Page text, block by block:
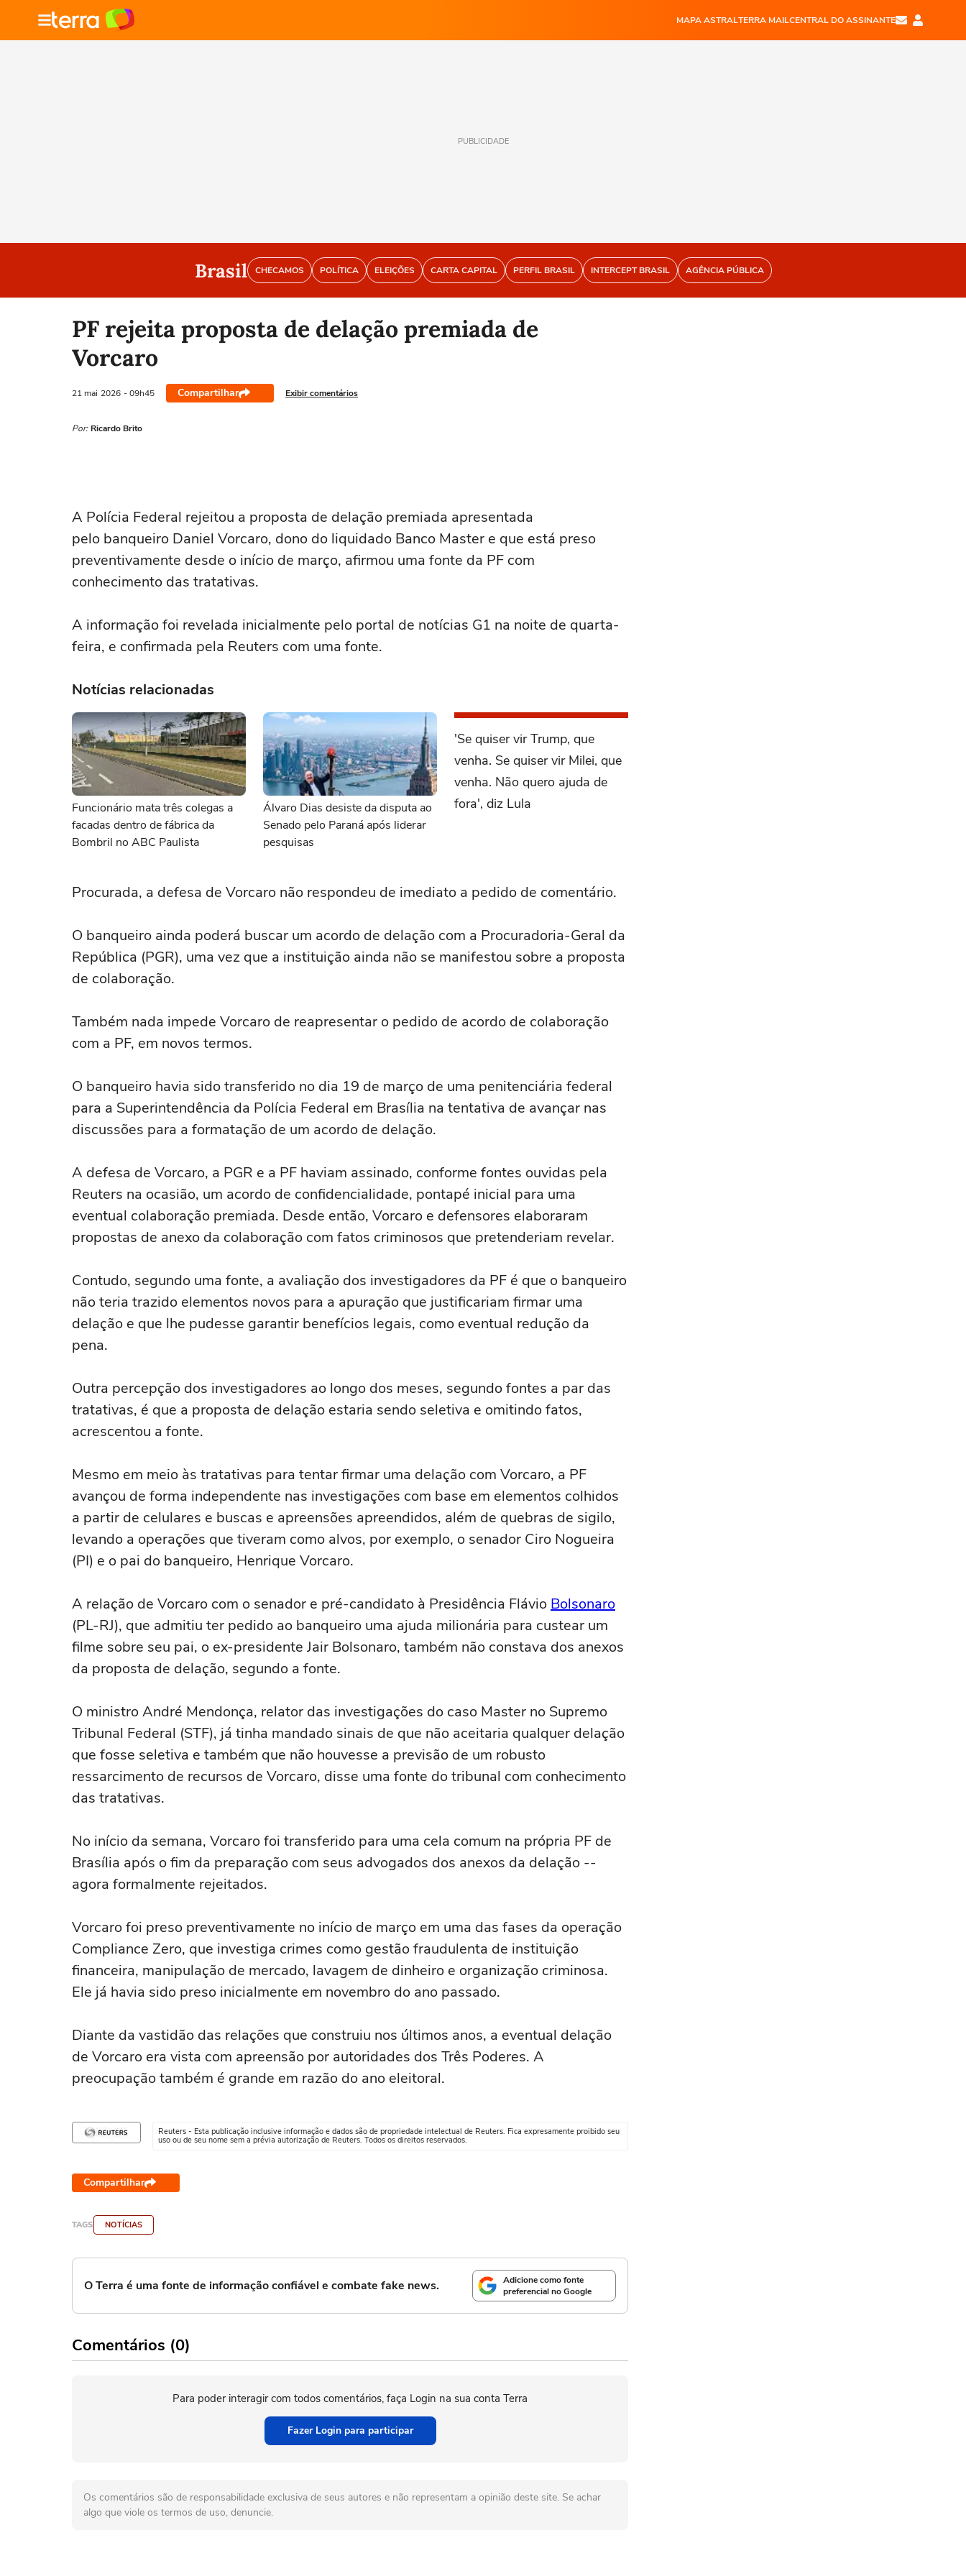
MAPA ASTRALTERRA MAILCENTRAL DO ASSINANTE
PUBLICIDADE
Brasil CHECAMOS POLÍTICA ELEIÇÕES CARTA CAPITAL PERFIL BRASIL INTERCEPT BRASIL AGÊNCIA PÚBLICA
PF rejeita proposta de delação premiada de
Vorcaro
21 mai 2026 - 09h45 Compartilhar Exibir comentários
Por: Ricardo Brito
A Polícia Federal rejeitou a proposta de ‌delação premiada apresentada
pelo banqueiro Daniel Vorcaro, dono do liquidado Banco Master e que está preso
preventivamente desde o início de março, afirmou uma fonte da PF com
conhecimento das tratativas.
A informação foi revelada inicialmente pelo portal de notícias G1 na noite de quarta-
feira, e confirmada pela Reuters com uma fonte.
Notícias relacionadas
Funcionário mata três colegas a
facadas dentro de fábrica da
Bombril no ABC Paulista
Álvaro Dias desiste da disputa ao
Senado pelo Paraná após liderar
pesquisas
'Se quiser vir Trump, que
venha. Se quiser vir Milei, que
venha. Não quero ajuda de
fora', diz Lula
Procurada, a defesa de Vorcaro não respondeu de imediato a pedido de ⁠comentário.
O banqueiro ainda poderá buscar um acordo de delação com a Procuradoria-Geral da
República (PGR), uma vez ‌que a instituição ainda não se manifestou sobre a proposta
de colaboração.
Também nada impede Vorcaro de reapresentar o pedido de acordo de colaboração
com a PF, em novos termos.
O ‌banqueiro havia sido transferido no dia 19 de março de ‌uma penitenciária federal
para a Superintendência da Polícia Federal em Brasília na tentativa ⁠de avançar nas
discussões para a formatação de um acordo de delação.
A defesa de Vorcaro, a PGR e a PF haviam assinado, conforme fontes ouvidas pela
Reuters na ocasião, um acordo de confidencialidade, pontapé inicial para uma
eventual colaboração premiada. Desde então, Vorcaro e defensores elaboraram
propostas de anexo da colaboração com fatos criminosos que pretenderiam revelar.
Contudo, segundo uma fonte, a avaliação ‌dos investigadores da PF é que o banqueiro
não teria trazido elementos novos para a apuração ‌que justificariam firmar uma
delação ⁠e que lhe pudesse ⁠garantir benefícios legais, como eventual redução da
pena.
Outra percepção dos investigadores ao longo dos meses, segundo fontes ⁠a par das
tratativas, é que a proposta ‌de delação estaria sendo seletiva e ‌omitindo fatos,
acrescentou a fonte.
Mesmo em meio às tratativas para tentar firmar uma delação com Vorcaro, a PF
avançou de forma independente nas investigações com base em elementos colhidos
a partir de celulares e buscas e apreensões apreendidos, além de quebras de ⁠sigilo,
levando a operações que tiveram como alvos, por exemplo, o senador Ciro Nogueira
(PI) e o pai do banqueiro, Henrique Vorcaro.
A relação de Vorcaro com o senador e pré-candidato à Presidência Flávio Bolsonaro
(PL-RJ), que admitiu ter pedido ao banqueiro uma ajuda milionária para custear um
filme sobre seu pai, o ex-presidente Jair Bolsonaro, ‌também não constava dos anexos
da proposta de delação, segundo a fonte.
O ministro André Mendonça, relator das investigações do caso Master no Supremo
Tribunal Federal (STF), já tinha mandado sinais de ⁠que não aceitaria qualquer delação
que fosse seletiva e também que não houvesse a previsão de um robusto
ressarcimento de recursos de Vorcaro, disse uma fonte do tribunal com conhecimento
das tratativas.
No início da semana, Vorcaro foi transferido para uma cela comum na própria PF de
Brasília após o fim da preparação com seus advogados dos anexos da delação --
agora formalmente rejeitados.
Vorcaro foi preso preventivamente no início de março em uma das fases da operação
Compliance Zero, que investiga crimes como gestão fraudulenta de instituição
financeira, manipulação de mercado, lavagem de dinheiro e organização criminosa.
Ele já havia sido preso inicialmente em novembro do ano passado.
Diante da vastidão das relações que construiu nos últimos anos, a eventual delação
de Vorcaro era vista com apreensão por autoridades dos Três Poderes. A
preocupação também é grande em razão do ano eleitoral.
Reuters - Esta publicação inclusive informação e dados são de propriedade intelectual de Reuters. Fica expresamente proibido seu
uso ou de seu nome sem a prévia autorização de Reuters. Todos os direitos reservados.
Compartilhar
TAGS NOTÍCIAS
O Terra é uma fonte de informação confiável e combate fake news.
Adicione como fonte
preferencial no Google
Comentários (0)
Para poder interagir com todos comentários, faça Login na sua conta Terra
Fazer Login para participar
Os comentários são de responsabilidade exclusiva de seus autores e não representam a opinião deste site. Se achar
algo que viole os termos de uso, denuncie.